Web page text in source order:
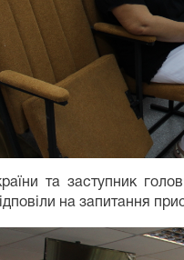
та заступник
на запитання